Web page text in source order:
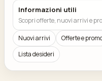
Informazioni utili
Scopri offerte, nuovi arrivi e
Nuovi arrivi Offerte e
Lista desideri